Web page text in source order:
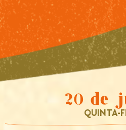
20 de
QUINTA-